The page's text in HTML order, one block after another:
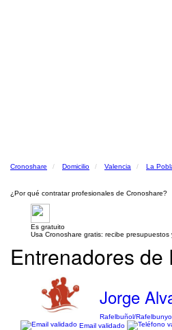
Cronoshare Domicilio Valencia La
¿Por qué contratar profesionales de Cronoshare?
Es gratuito
Usa Cronoshare gratis: recibe
Entrenadores
Jorge
Rafelbuñol/
Email validado